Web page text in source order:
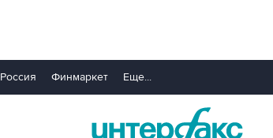
Финмаркет Еще...